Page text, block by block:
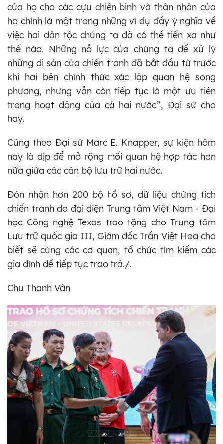
của họ cho các cựu chiến binh và thân nhân của
họ chính là một trong những ví dụ đầy ý nghĩa về
việc hai dân tộc chúng ta đã có thể tiến xa như
thế nào. Những nỗ lực của chúng ta để xử lý
những di sản của chiến tranh đã bắt đầu từ trước
khi hai bên chính thức xác lập quan hệ song
phương, nhưng vẫn còn tiếp tục là một ưu tiên
trong hoạt động của cả hai nước”, Đại sứ cho
hay.
Cũng theo Đại sứ Marc E. Knapper, sự kiện hôm
nay là dịp để mở rộng mối quan hệ hợp tác hơn
nữa giữa các cán bộ lưu trữ hai nước.
Đón nhận hơn 200 bộ hồ sơ, dữ liệu chứng tích
chiến tranh do đại diện Trung tâm Việt Nam - Đại
học Công nghệ Texas trao tặng cho Trung tâm
Lưu trữ quốc gia III, Giám đốc Trần Việt Hoa cho
biết sẽ cùng các cơ quan, tổ chức tìm kiếm các
gia đình để tiếp tục trao trả./.
Chu Thanh Vân